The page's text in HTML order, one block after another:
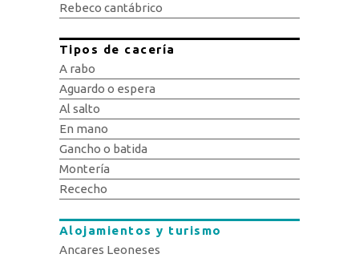
Rebeco cantábrico
Tipos de cacería
A rabo
Aguardo o espera
Al salto
En mano
Gancho o batida
Montería
Rececho
Alojamientos y turismo
Ancares Leoneses